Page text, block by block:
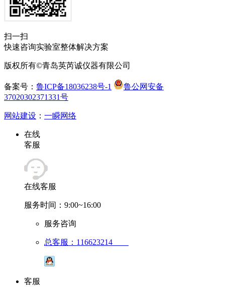
扫一扫
快速咨询实验室整体解决方案
版权所有©青岛英芮诚仪器有限公司
备案号： 鲁ICP备18036238号-1
鲁公网安备
37020302371331号
网站建设 ： 一瞬网络
在线
客服
在线客服
服务时间：9:00~16:00
服务咨询
总客服：116623214
客服